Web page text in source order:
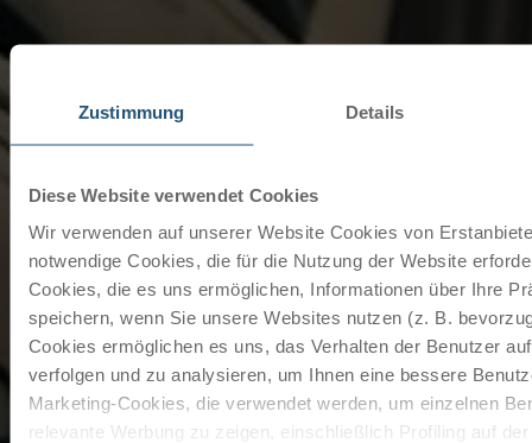
Zustimmung Details
Diese Website verwendet Cookies
Wir verwenden auf unserer Website Cookies von
notwendige Cookies, die für die Nutzung der Website
Cookies, die es uns ermöglichen, Informationen über Ihre
speichern, wenn Sie unsere Websites nutzen (z. B.
Cookies ermöglichen es uns, das Verhalten der Benutzer
verfolgen und zu analysieren, um Ihnen eine bessere
Marketing-Cookies, die verwendet werden, um einzelnen
relevante Werbung zu zeigen, einschließlich Profiling auf